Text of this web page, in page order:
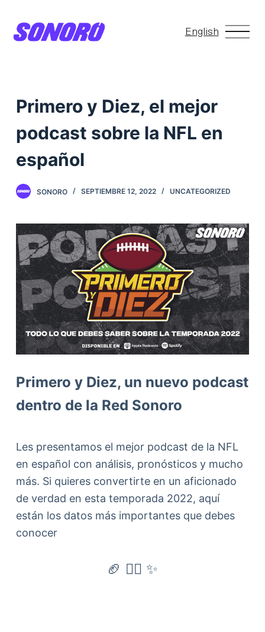
a
o
n
e
n
d
o
English
Primero y Diez, el mejor
podcast sobre la NFL en
español
SONORO SEPTIEMBRE 12, 2022 UNCATEGORIZED
Primero y Diez, un nuevo podcast
dentro de la Red Sonoro
Les presentamos el mejor podcast de la NFL
en español con análisis, pronósticos y mucho
más. Si quieres convertirte en un aficionado
de verdad en esta temporada 2022, aquí
están los datos más importantes que debes
conocer
🏈 👇🏼 ✨